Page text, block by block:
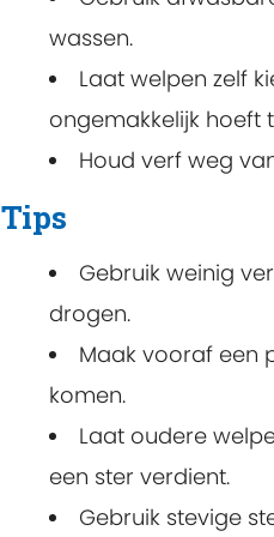
wassen.
Laat welpen zelf
ongemakkelijk hoeft
Houd verf weg
Tips
Gebruik weinig
drogen.
Maak vooraf een
komen.
Laat oudere
een ster verdient.
Gebruik stevige